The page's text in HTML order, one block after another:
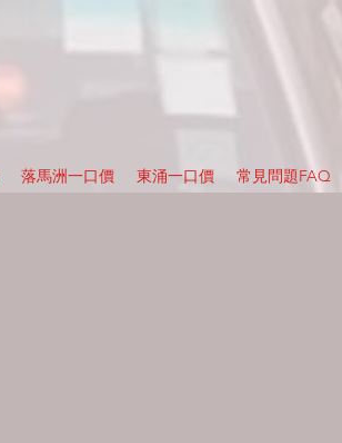
落馬洲一口價 東涌一口價 常見問題FAQ